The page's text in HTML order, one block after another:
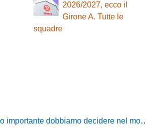
2026/2027, ecco il
Girone A. Tutte le
squadre
nel modo giusto»: Greco e il rebus mercato dopo la vittoria con l'Ossese